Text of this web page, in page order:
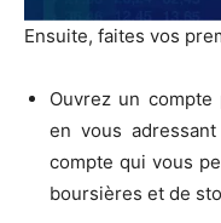
Ensuite, faites vos
Ouvrez un
en vous
compte qui vous
boursières et de